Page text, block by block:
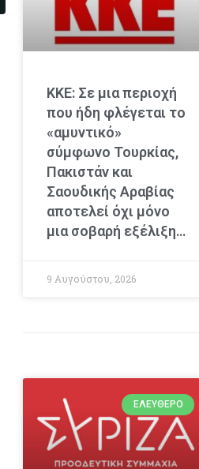
ΚΚΕ: Σε μια περιοχή
που ήδη φλέγεται το
«αμυντικό»
σύμφωνο Τουρκίας,
Πακιστάν και
Σαουδικής Αραβίας
αποτελεί όχι μόνο
μια σοβαρή εξέλιξη…
9 Αυγούστου, 2026
ΕΛΕΎΘΕΡΟ